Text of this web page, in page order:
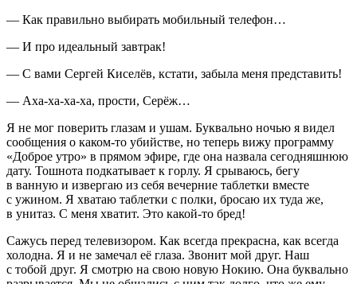
— Как правильно выбирать мобильный телефон…
— И про идеальный завтрак!
— С вами Сергей Киселёв, кстати, забыла меня представить!
— Аха-ха-ха-ха, прости, Серёж…
Я не мог поверить глазам и ушам. Буквально ночью я видел
сообщения о каком-то убийстве, но теперь вижу программу
«Доброе утро» в прямом эфире, где она назвала сегодняшнюю
дату. Тошнота подкатывает к горлу. Я срываюсь, бегу
в ванную и извергаю из себя вечерние таблетки вместе
с ужином. Я хватаю таблетки с полки, бросаю их туда же,
в унитаз. С меня хватит. Это какой-то бред!
Сажусь перед телевизором. Как всегда прекрасна, как всегда
холодна. Я и не замечал её глаза. Звонит мой друг. Наш
с тобой друг. Я смотрю на свою новую Нокию. Она буквально